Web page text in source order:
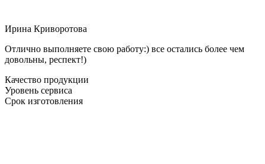
Ирина Криворотова
Отлично выполняете свою работу:) все остались более чем
довольны, респект!)
Качество продукции
Уровень сервиса
Срок изготовления